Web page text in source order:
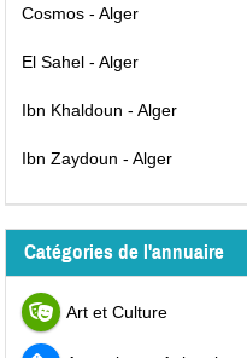
Cosmos - Alger
El Sahel - Alger
Ibn Khaldoun - Alger
Ibn Zaydoun - Alger
Catégories de l'annuaire
Art et Culture